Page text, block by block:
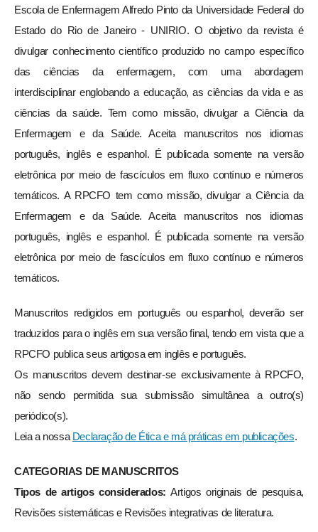
Escola de Enfermagem Alfredo Pinto da Universidade Federal do
Estado do Rio de Janeiro - UNIRIO. O objetivo da revista é
divulgar conhecimento científico produzido no campo específico
das ciências da enfermagem, com uma abordagem
interdisciplinar englobando a educação, as ciências da vida e as
ciências da saúde. Tem como missão, divulgar a Ciência da
Enfermagem e da Saúde. Aceita manuscritos nos idiomas
português, inglês e espanhol. É publicada somente na versão
eletrônica por meio de fascículos em fluxo contínuo e números
temáticos. A RPCFO tem como missão, divulgar a Ciência da
Enfermagem e da Saúde. Aceita manuscritos nos idiomas
português, inglês e espanhol. É publicada somente na versão
eletrônica por meio de fascículos em fluxo contínuo e números
temáticos.
Manuscritos redigidos em português ou espanhol, deverão ser
traduzidos para o inglês em sua versão final, tendo em vista que a
RPCFO publica seus artigosa em inglês e português.
Os manuscritos devem destinar-se exclusivamente à RPCFO,
não sendo permitida sua submissão simultânea a outro(s)
periódico(s).
Leia a nossa Declaração de Ética e má práticas em publicações.
CATEGORIAS DE MANUSCRITOS
Tipos de artigos considerados:Artigos originais de pesquisa,
Revisões sistemáticas e Revisões integrativas de literatura.